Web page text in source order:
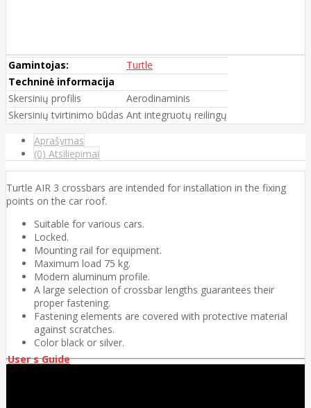
Gamintojas:
Turtle
Techninė informacija
Skersinių profilis
Aerodinaminis
Skersinių tvirtinimo būdas Ant integruotų reilingų
Aprašymas
(0) Atsiliepimai
Turtle AIR 3 crossbars are intended for installation in the fixing
points on the car roof.
Suitable for various cars.
Locked.
Mounting rail for equipment.
Maximum load 75 kg.
Modern aluminum profile.
A large selection of crossbar lengths guarantees their
proper fastening.
Fastening elements are covered with protective material
against scratches.
Color black or silver.
User s Guide